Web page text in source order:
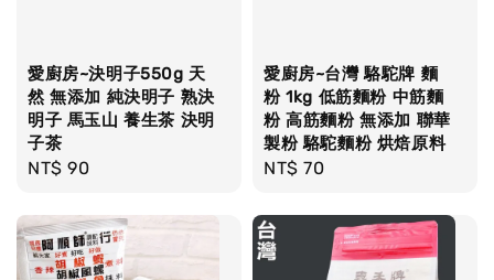
愛廚房~決明子550g 天
然 無添加 純決明子 熟決
明子 馬玉山 養生茶 決明
子茶
Regular
NT$ 90
愛廚房~台灣 駱駝牌 麵
粉 1kg 低筋麵粉 中筋麵
粉 高筋麵粉 無添加 聯華
製粉 駱駝麵粉 烘焙原料
Regular
NT$ 70